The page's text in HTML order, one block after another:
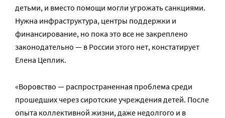
детьми, и вместо помощи могли угрожать санкциями.
Нужна инфраструктура, центры поддержки и
финансирование, но пока это все не закреплено
законодательно — в России этого нет, констатирует
Елена Цеплик.
«Воровство — распространенная проблема среди
прошедших через сиротские учреждения детей. После
опыта коллективной жизни, даже недолгого и в